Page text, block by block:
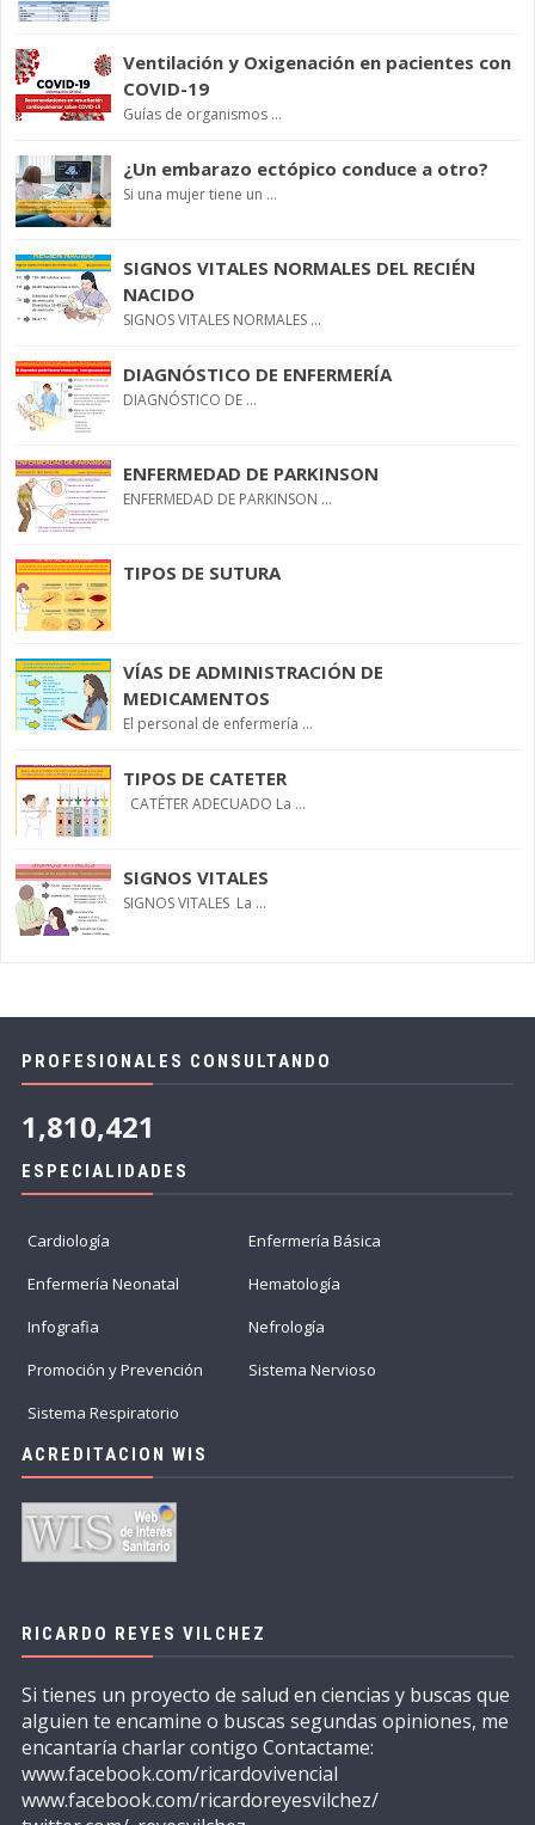
Ventilación y Oxigenación en pacientes con
COVID-19
Guías de organismos ...
¿Un embarazo ectópico conduce a otro?
Si una mujer tiene un ...
SIGNOS VITALES NORMALES DEL RECIÉN
NACIDO
SIGNOS VITALES NORMALES ...
DIAGNÓSTICO DE ENFERMERÍA
DIAGNÓSTICO DE ...
ENFERMEDAD DE PARKINSON
ENFERMEDAD DE PARKINSON ...
TIPOS DE SUTURA
VÍAS DE ADMINISTRACIÓN DE
MEDICAMENTOS
El personal de enfermería ...
TIPOS DE CATETER
CATÉTER ADECUADO La ...
SIGNOS VITALES
SIGNOS VITALES La ...
PROFESIONALES CONSULTANDO
1,810,421
ESPECIALIDADES
Cardiología
Enfermería Básica
Enfermería Neonatal
Hematología
Infografia
Nefrología
Promoción y Prevención
Sistema Nervioso
Sistema Respiratorio
ACREDITACION WIS
RICARDO REYES VILCHEZ
Si tienes un proyecto de salud en ciencias y buscas que
alguien te encamine o buscas segundas opiniones, me
encantaría charlar contigo Contactame:
www.facebook.com/ricardovivencial
www.facebook.com/ricardoreyesvilchez/